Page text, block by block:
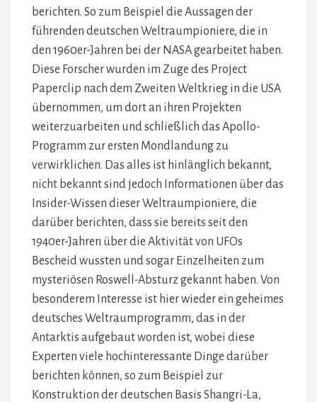
berichten. So zum Beispiel die Aussagen der
führenden deutschen Weltraumpioniere, die in
den 1960er-Jahren bei der NASA gearbeitet haben.
Diese Forscher wurden im Zuge des Project
Paperclip nach dem Zweiten Weltkrieg in die USA
übernommen, um dort an ihren Projekten
weiterzuarbeiten und schließlich das Apollo-
Programm zur ersten Mondlandung zu
verwirklichen. Das alles ist hinlänglich bekannt,
nicht bekannt sind jedoch Informationen über das
Insider-Wissen dieser Weltraumpioniere, die
darüber berichten, dass sie bereits seit den
1940er-Jahren über die Aktivität von UFOs
Bescheid wussten und sogar Einzelheiten zum
mysteriösen Roswell-Absturz gekannt haben. Von
besonderem Interesse ist hier wieder ein geheimes
deutsches Weltraumprogramm, das in der
Antarktis aufgebaut worden ist, wobei diese
Experten viele hochinteressante Dinge darüber
berichten können, so zum Beispiel zur
Konstruktion der deutschen Basis Shangri-La,